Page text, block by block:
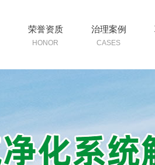
荣誉资质
HONOR
治理案例
CASES